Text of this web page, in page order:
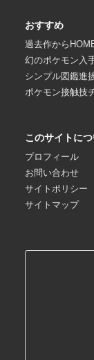
おすすめ
過去作から
幻のポケモン入
シンプル図鑑進
ポケモン接触技
このサイトに
プロフィール
お問い合わせ
サイトポリシー
サイトマップ